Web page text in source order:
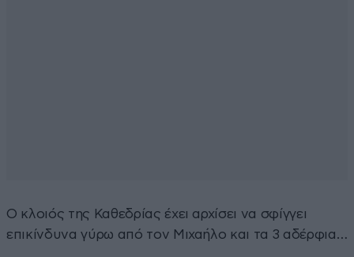
Ο κλοιός της Καθεδρίας έχει αρχίσει να σφίγγει
επικίνδυνα γύρω από τον Μιχαήλο και τα 3 αδέρφια…